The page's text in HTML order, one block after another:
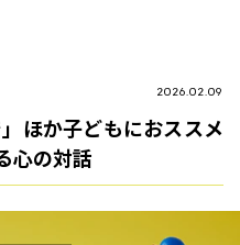
2026.02.09
ほか子どもにおススメ
心の対話